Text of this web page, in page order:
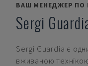
ВАШ МЕНЕДЖЕР ПО
Sergi
Sergi Guardia є
вживаною